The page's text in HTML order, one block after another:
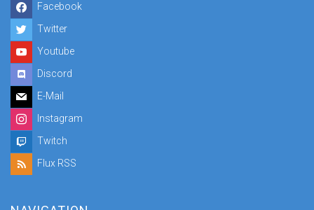
Facebook
Twitter
Youtube
Discord
E-Mail
Instagram
Twitch
Flux RSS